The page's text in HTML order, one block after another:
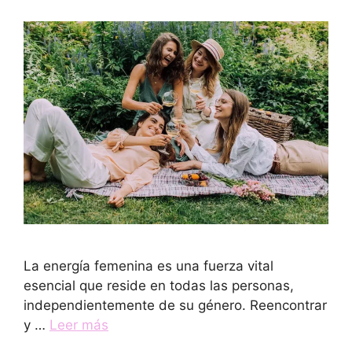
La energía femenina es una fuerza vital
esencial que reside en todas las personas,
independientemente de su género. Reencontrar
y … Leer más